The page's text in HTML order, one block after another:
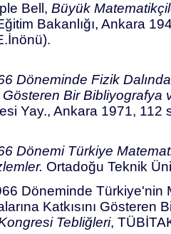
Bell, Büyük
Bakanlığı, Ankara
Döneminde Fizik
Gösteren Bir Bibliyografya
Yay., Ankara 1971, 112
Dönemi Türkiye
Ortadoğu Teknik
Döneminde Türkiye'nin
Katkısını
Tebliğleri,